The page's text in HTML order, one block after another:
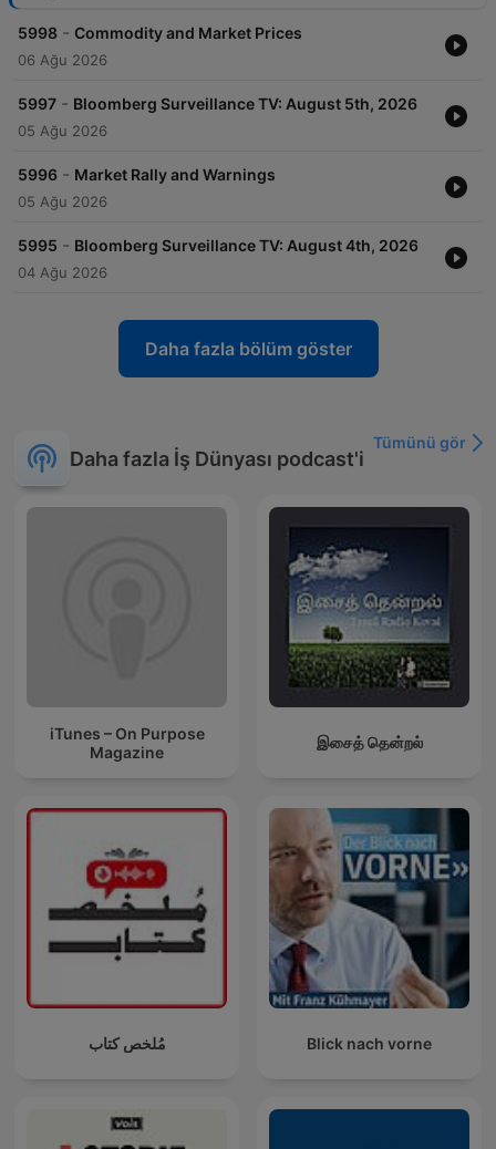
5998 - Commodity and Market Prices
06 Ağu 2026
5997 - Bloomberg Surveillance TV: August 5th, 2026
05 Ağu 2026
5996 - Market Rally and Warnings
05 Ağu 2026
5995 - Bloomberg Surveillance TV: August 4th, 2026
04 Ağu 2026
Daha fazla bölüm göster
Daha fazla İş Dünyası podcast'i
Tümünü gör
iTunes – On Purpose
Magazine
இசைத் தென்றல்
مُلخص كتاب Blick nach vorne